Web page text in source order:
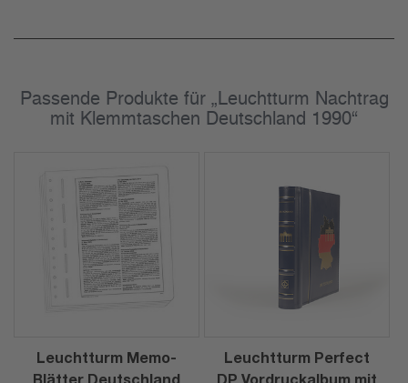
Passende Produkte für „Leuchtturm Nachtrag
mit Klemmtaschen Deutschland 1990“
Leuchtturm Memo-
Blätter Deutschland
Leuchtturm Perfect
DP Vordruckalbum mit